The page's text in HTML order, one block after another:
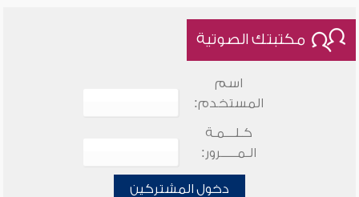
مكتبتك الصوتية
اسم
المستخدم:
كـلـــمـة
الـمـــــرور:
دخول المشتركين